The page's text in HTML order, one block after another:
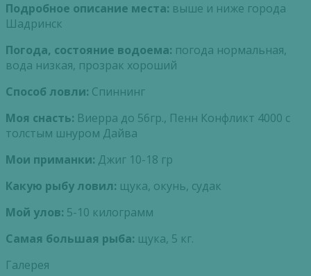
Подробное описание места: выше и ниже города
Шадринск
Погода, состояние водоема: погода нормальная,
вода низкая, прозрак хороший
Способ ловли: Спиннинг
Моя снасть: Виерра до 56гр., Пенн Конфликт 4000 с
толстым шнуром Дайва
Мои приманки: Джиг 10-18 гр
Какую рыбу ловил: щука, окунь, судак
Мой улов: 5-10 килограмм
Самая большая рыба: щука, 5 кг.
Галерея